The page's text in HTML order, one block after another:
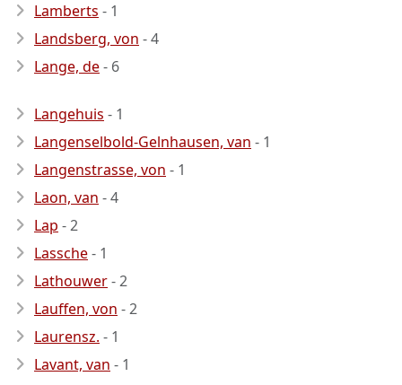
Lamberts - 1
Landsberg, von - 4
Lange, de- 6
Langehuis - 1
Langenselbold-Gelnhausen, van - 1
Langenstrasse, von - 1
Laon, van - 4
Lap - 2
Lassche- 1
Lathouwer- 2
Lauffen, von - 2
Laurensz. - 1
Lavant, van - 1